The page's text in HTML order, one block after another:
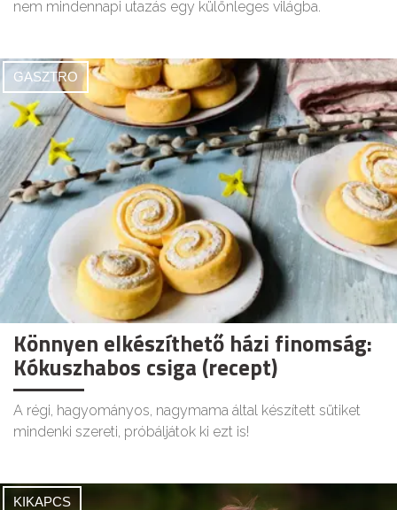
nem mindennapi utazás egy különleges világba.
GASZTRO
Könnyen elkészíthető házi finomság:
Kókuszhabos csiga (recept)
A régi, hagyományos, nagymama által készített sütiket
mindenki szereti, próbáljátok ki ezt is!
KIKAPCS